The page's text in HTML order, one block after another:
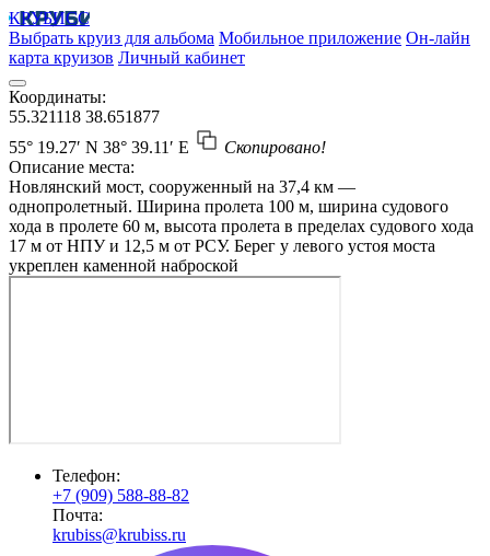
КРУБИСС
Выбрать круиз для альбома Мобильное приложение Он-лайн
карта круизов Личный кабинет
Координаты:
55.321118 38.651877
55° 19.27′ N 38° 39.11′ E
Скопировано!
Описание места:
Новлянский мост, сооруженный на 37,4 км —
однопролетный. Ширина пролета 100 м, ширина судового
хода в пролете 60 м, высота пролета в пределах судового хода
17 м от НПУ и 12,5 м от РСУ. Берег у левого устоя моста
укреплен каменной наброской
Телефон:
+7 (909) 588-88-82
Почта:
krubiss@krubiss.ru